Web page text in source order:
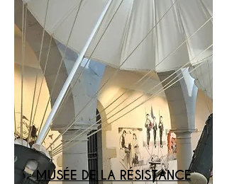
MUSÉE DE LA RÉSISTANCE